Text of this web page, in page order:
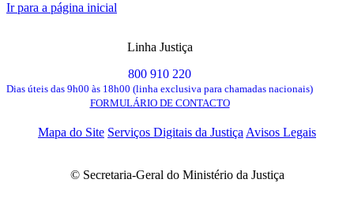
Ir para a página inicial
Linha Justiça
800 910 220
Dias úteis das 9h00 às 18h00 (linha exclusiva para chamadas nacionais)
FORMULÁRIO DE CONTACTO
Mapa do Site Serviços Digitais da Justiça Avisos Legais
© Secretaria-Geral do Ministério da Justiça